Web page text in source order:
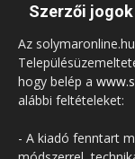
Szerzői jogok
Az
hogy belép a
alábbi feltételeket:
- A kiadó fenntart